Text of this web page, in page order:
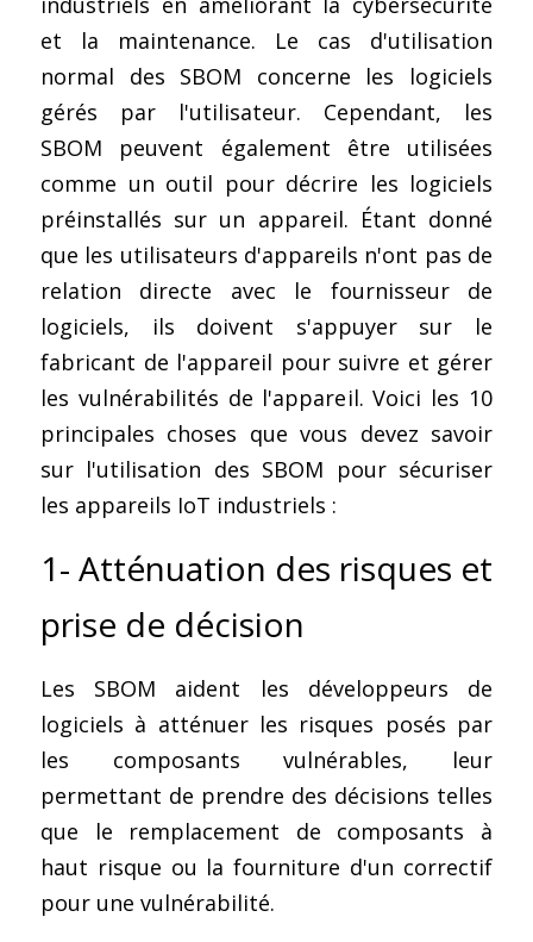
Construire un CAB
Preuve de certification
Configuration complète du framework
Fabrication
Transport
Médias et divertissement
Soins de santé
Finances et assurances
Énergie et services publics
Éducation
FIPS 140-3
Service cloud de l'UE
ISO 21434 et R155
FR 17640 | FITCEM | CSPN
CRA
RED-DA
MDR
SESIP
IoT de la GSMA
Brochures
Nouvelles
Videos
Contact
Actualités
Projets EU et de Recherche
Contactez-nous
et la maintenance. Le cas d'utilisation
normal des SBOM concerne les logiciels
gérés par l'utilisateur. Cependant, les
SBOM peuvent également être utilisées
comme un outil pour décrire les logiciels
préinstallés sur un appareil. Étant donné
que les utilisateurs d'appareils n'ont pas de
relation directe avec le fournisseur de
logiciels, ils doivent s'appuyer sur le
fabricant de l'appareil pour suivre et gérer
les vulnérabilités de l'appareil. Voici les 10
principales choses que vous devez savoir
sur l'utilisation des SBOM pour sécuriser
les appareils IoT industriels :
1- Atténuation des risques et
prise de décision
Les SBOM aident les développeurs de
logiciels à atténuer les risques posés par
les composants vulnérables, leur
permettant de prendre des décisions telles
que le remplacement de composants à
haut risque ou la fourniture d'un correctif
pour une vulnérabilité.